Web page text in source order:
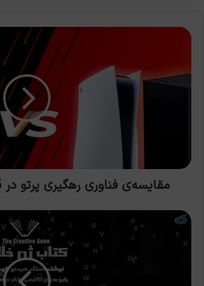
مقایسه‌ی
پرتو
Series
مقایسه‌ی فناوری رهگیری پرتو در PS5 و Xbox Series X
کتاب
خلاق